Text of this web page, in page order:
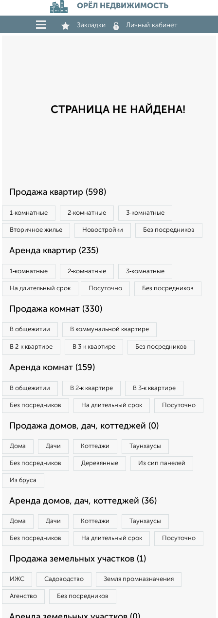
ОРЁЛ НЕДВИЖИМОСТЬ
Закладки Личный кабинет
СТРАНИЦА НЕ НАЙДЕНА!
Продажа квартир (598)
1‑комнатные 2‑комнатные 3‑комнатные
Вторичное жилье Новостройки Без посредников
Аренда квартир (235)
1‑комнатные 2‑комнатные 3‑комнатные
На длительный срок Посуточно Без посредников
Продажа комнат (330)
В общежитии В коммунальной квартире
В 2‑к квартире В 3‑к квартире Без посредников
Аренда комнат (159)
В общежитии В 2‑к квартире В 3‑к квартире
Без посредников На длительный срок Посуточно
Продажа домов, дач, коттеджей (0)
Дома Дачи Коттеджи Таунхаусы
Без посредников Деревянные Из сип панелей
Из бруса
Аренда домов, дач, коттеджей (36)
Дома Дачи Коттеджи Таунхаусы
Без посредников На длительный срок Посуточно
Продажа земельных участков (1)
ИЖС Садоводство Земля промназначения
Агенство Без посредников